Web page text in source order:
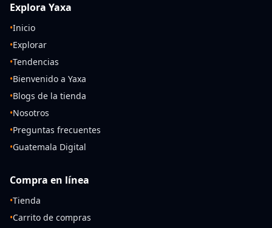
Explora Yaxa
•Inicio
•Explorar
•Tendencias
•Bienvenido a Yaxa
•Blogs de la tienda
•Nosotros
•Preguntas frecuentes
•Guatemala Digital
Compra en línea
•Tienda
•Carrito de compras